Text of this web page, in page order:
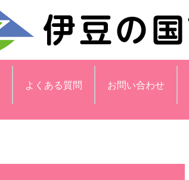
よくある質問 お問い合わせ